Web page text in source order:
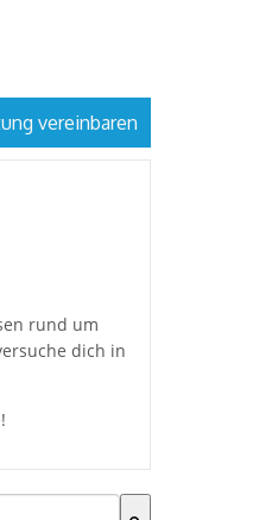
vereinbaren
rund um
dich in
automatischen